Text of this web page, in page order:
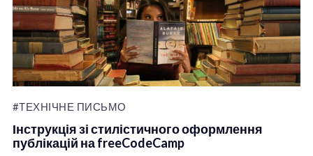
#ТЕХНІЧНЕ ПИСЬМО
Інструкція зі стилістичного оформлення
публікацій на freeCodeCamp